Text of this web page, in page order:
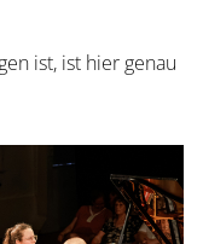
ist, ist hier genau